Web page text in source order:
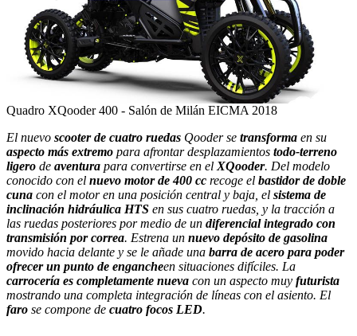
Quadro XQooder 400 - Salón de Milán EICMA 2018
El nuevo scooter de cuatro ruedas Qooder se transforma en su
aspecto más extremo para afrontar desplazamientos todo-terreno
ligero de aventura para convertirse en elXQooder. Del modelo
conocido con el nuevo motor de 400 cc recoge el bastidor de doble
cuna con el motor en una posición central y baja, el sistema de
inclinación hidráulica HTS en sus cuatro ruedas, y la tracción a
las ruedas posteriores por medio de un diferencial integrado con
transmisión por correa. Estrena un nuevo depósito de gasolina
movido hacia delante y se le añade una barra de acero para poder
ofrecer un punto de engancheen situaciones difíciles. La
carrocería es completamente nueva con un aspecto muy futurista
mostrando una completa integración de líneas con el asiento. El
faro se compone de cuatro focos LED.